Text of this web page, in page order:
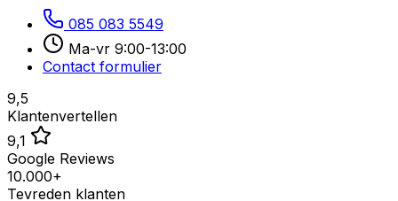
085 083 5549
Ma-vr 9:00-13:00
Contact formulier
9,5
Klantenvertellen
9,1
Google Reviews
10.000+
Tevreden klanten